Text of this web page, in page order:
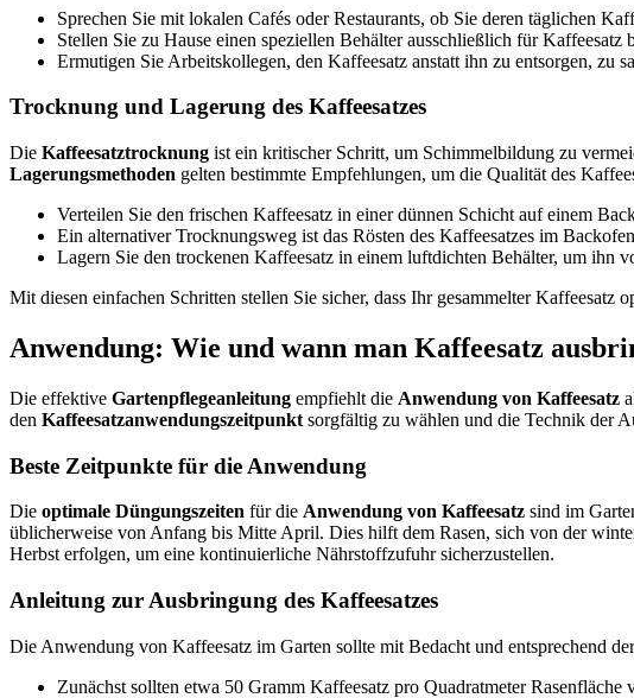
Sprechen Sie mit lokalen Cafés oder Restaurants, ob Sie deren täglichen
Stellen Sie zu Hause einen speziellen Behälter ausschließlich für Kaffeesatz
Ermutigen Sie Arbeitskollegen, den Kaffeesatz anstatt ihn zu entsorgen, zu
Trocknung und Lagerung des Kaffeesatzes
Die Kaffeesatztrocknung ist ein kritischer Schritt, um Schimmelbildung zu
Lagerungsmethoden gelten bestimmte Empfehlungen, um die Qualität des
Verteilen Sie den frischen Kaffeesatz in einer dünnen Schicht auf einem
Ein alternativer Trocknungsweg ist das Rösten des Kaffeesatzes im
Lagern Sie den trockenen Kaffeesatz in einem luftdichten Behälter, um ihn
Mit diesen einfachen Schritten stellen Sie sicher, dass Ihr gesammelter
Anwendung: Wie und wann man Kaffeesatz
Die effektive Gartenpflegeanleitung empfiehlt die Anwendung von Kaffeesatz
den Kaffeesatzanwendungszeitpunkt sorgfältig zu wählen und die Technik der
Beste Zeitpunkte für die Anwendung
Die optimale Düngungszeiten für die Anwendung von Kaffeesatz sind im
üblicherweise von Anfang bis Mitte April. Dies hilft dem Rasen, sich von der
Herbst erfolgen, um eine kontinuierliche Nährstoffzufuhr sicherzustellen.
Anleitung zur Ausbringung des Kaffeesatzes
Die Anwendung von Kaffeesatz im Garten sollte mit Bedacht und entsprechend
Zunächst sollten etwa 50 Gramm Kaffeesatz pro Quadratmeter Rasenfläche